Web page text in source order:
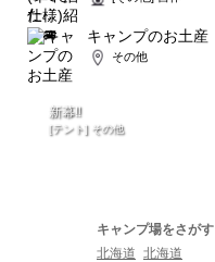
キャンプのお土産
その他
新幕‼️
[テント] その他
キャンプ場をさがす
北海道 北海道